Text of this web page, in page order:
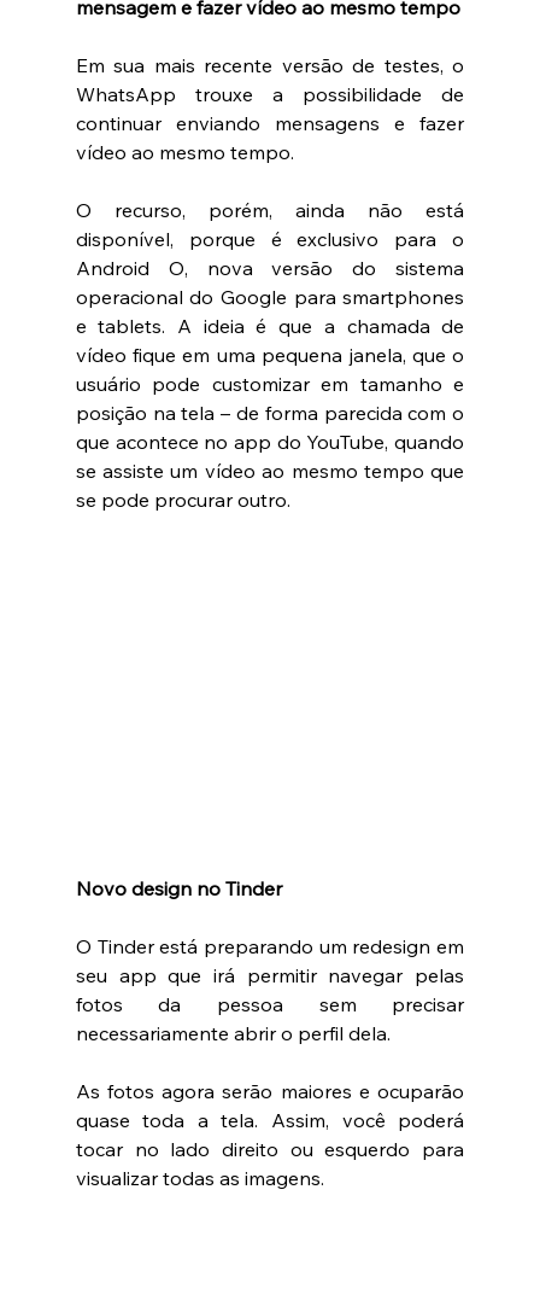
mensagem e fazer vídeo ao mesmo tempo
Em sua mais recente versão de testes, o
WhatsApp trouxe a possibilidade de
continuar enviando mensagens e fazer
vídeo ao mesmo tempo.
O recurso, porém, ainda não está
disponível, porque é exclusivo para o
Android O, nova versão do sistema
operacional do Google para smartphones
e tablets. A ideia é que a chamada de
vídeo fique em uma pequena janela, que o
usuário pode customizar em tamanho e
posição na tela – de forma parecida com o
que acontece no app do YouTube, quando
se assiste um vídeo ao mesmo tempo que
se pode procurar outro.
Novo design no Tinder
O Tinder está preparando um redesign em
seu app que irá permitir navegar pelas
fotos da pessoa sem precisar
necessariamente abrir o perfil dela.
As fotos agora serão maiores e ocuparão
quase toda a tela. Assim, você poderá
tocar no lado direito ou esquerdo para
visualizar todas as imagens.